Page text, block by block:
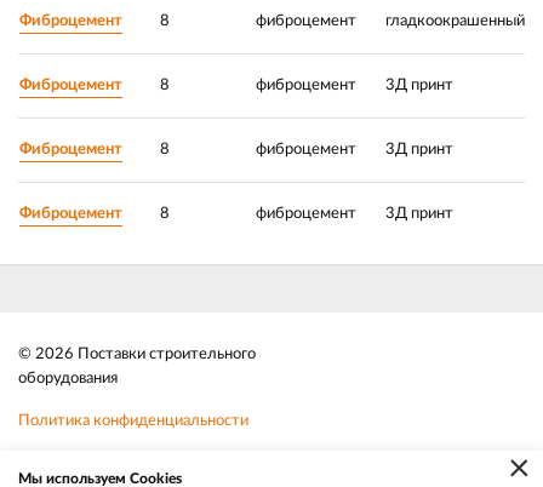
Фиброцемент 8 фиброцемент гладкоокрашенный
Фиброцемент 8 фиброцемент 3Д принт
Фиброцемент 8 фиброцемент 3Д принт
Фиброцемент 8 фиброцемент 3Д принт
© 2026 Поставки строительного
оборудования
Политика конфиденциальности
×
Мы используем Cookies